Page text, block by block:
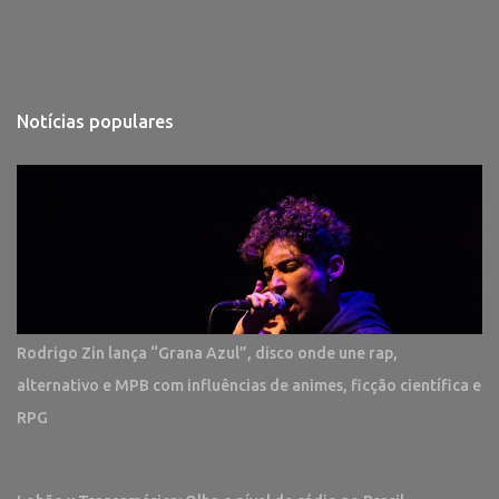
Notícias populares
Rodrigo Zin lança “Grana Azul”, disco onde une rap,
alternativo e MPB com influências de animes, ficção científica e
RPG